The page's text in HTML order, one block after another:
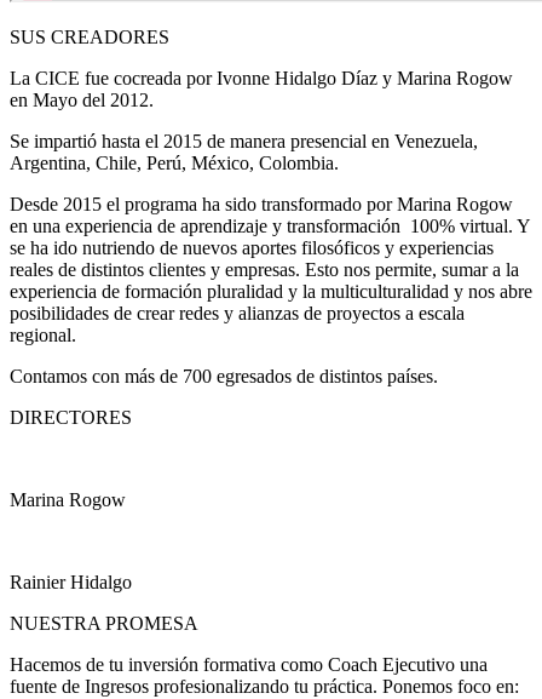
SUS CREADORES
La CICE fue cocreada por Ivonne Hidalgo Díaz y Marina Rogow
en Mayo del 2012.
Se impartió hasta el 2015 de manera presencial en Venezuela,
Argentina, Chile, Perú, México, Colombia.
Desde 2015 el programa ha sido transformado por Marina Rogow
en una experiencia de aprendizaje y transformación 100% virtual. Y
se ha ido nutriendo de nuevos aportes filosóficos y experiencias
reales de distintos clientes y empresas. Esto nos permite, sumar a la
experiencia de formación pluralidad y la multiculturalidad y nos abre
posibilidades de crear redes y alianzas de proyectos a escala
regional.
Contamos con más de 700 egresados de distintos países.
DIRECTORES
Marina Rogow
Rainier Hidalgo
NUESTRA PROMESA
Hacemos de tu inversión formativa como Coach Ejecutivo una
fuente de Ingresos profesionalizando tu práctica. Ponemos foco en: